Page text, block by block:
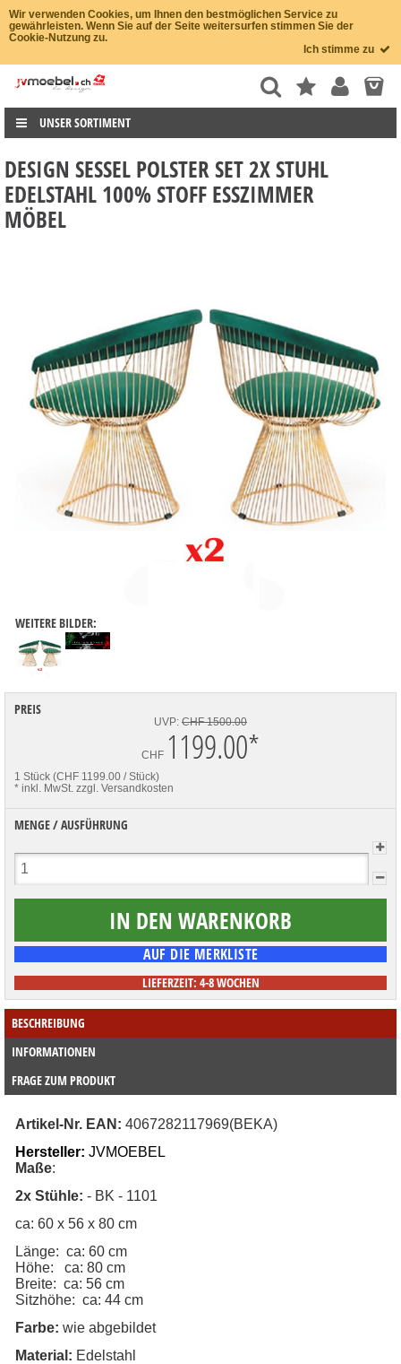
Wir verwenden Cookies, um Ihnen den bestmöglichen Service zu
gewährleisten. Wenn Sie auf der Seite weitersurfen stimmen Sie der
Cookie-Nutzung zu.
Ich stimme zu
UNSER SORTIMENT
DESIGN SESSEL POLSTER SET 2X STUHL
EDELSTAHL 100% STOFF ESSZIMMER
MÖBEL
WEITERE BILDER:
PREIS
UVP: CHF 1500.00
CHF 1199.00*
1 Stück (CHF 1199.00 / Stück)
* inkl. MwSt. zzgl. Versandkosten
MENGE / AUSFÜHRUNG
LIEFERZEIT: 4-8 WOCHEN
BESCHREIBUNG
INFORMATIONEN
FRAGE ZUM PRODUKT
Artikel-Nr. EAN: 4067282117969(BEKA)
Hersteller: JVMOEBEL
Maße:
2x Stühle: - BK - 1101
ca: 60 x 56 x 80 cm
Länge: ca: 60 cm
Höhe: ca: 80 cm
Breite: ca: 56 cm
Sitzhöhe: ca: 44 cm
Farbe: wie abgebildet
Material: Edelstahl